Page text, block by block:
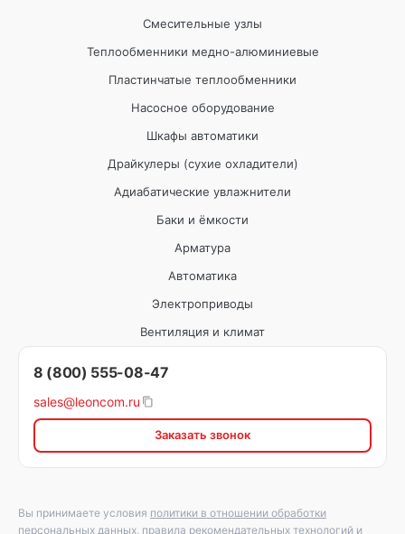
Смесительные узлы
Теплообменники медно-алюминиевые
Пластинчатые теплообменники
Насосное оборудование
Шкафы автоматики
Драйкулеры (сухие охладители)
Адиабатические увлажнители
Баки и ёмкости
Арматура
Автоматика
Электроприводы
Вентиляция и климат
8 (800) 555-08-47
sales@leoncom.ru
Заказать звонок
Вы принимаете условия политики в отношении обработки
персональных данных правила рекомендательных технологий и